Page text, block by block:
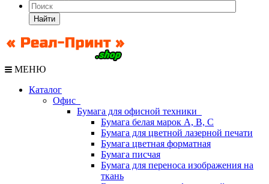
Найти
МЕНЮ
Каталог
Офис
Бумага для офисной техники
Бумага белая марок А, В, С
Бумага для цветной лазерной печати
Бумага цветная форматная
Бумага писчая
Бумага для переноса изображения на
ткань